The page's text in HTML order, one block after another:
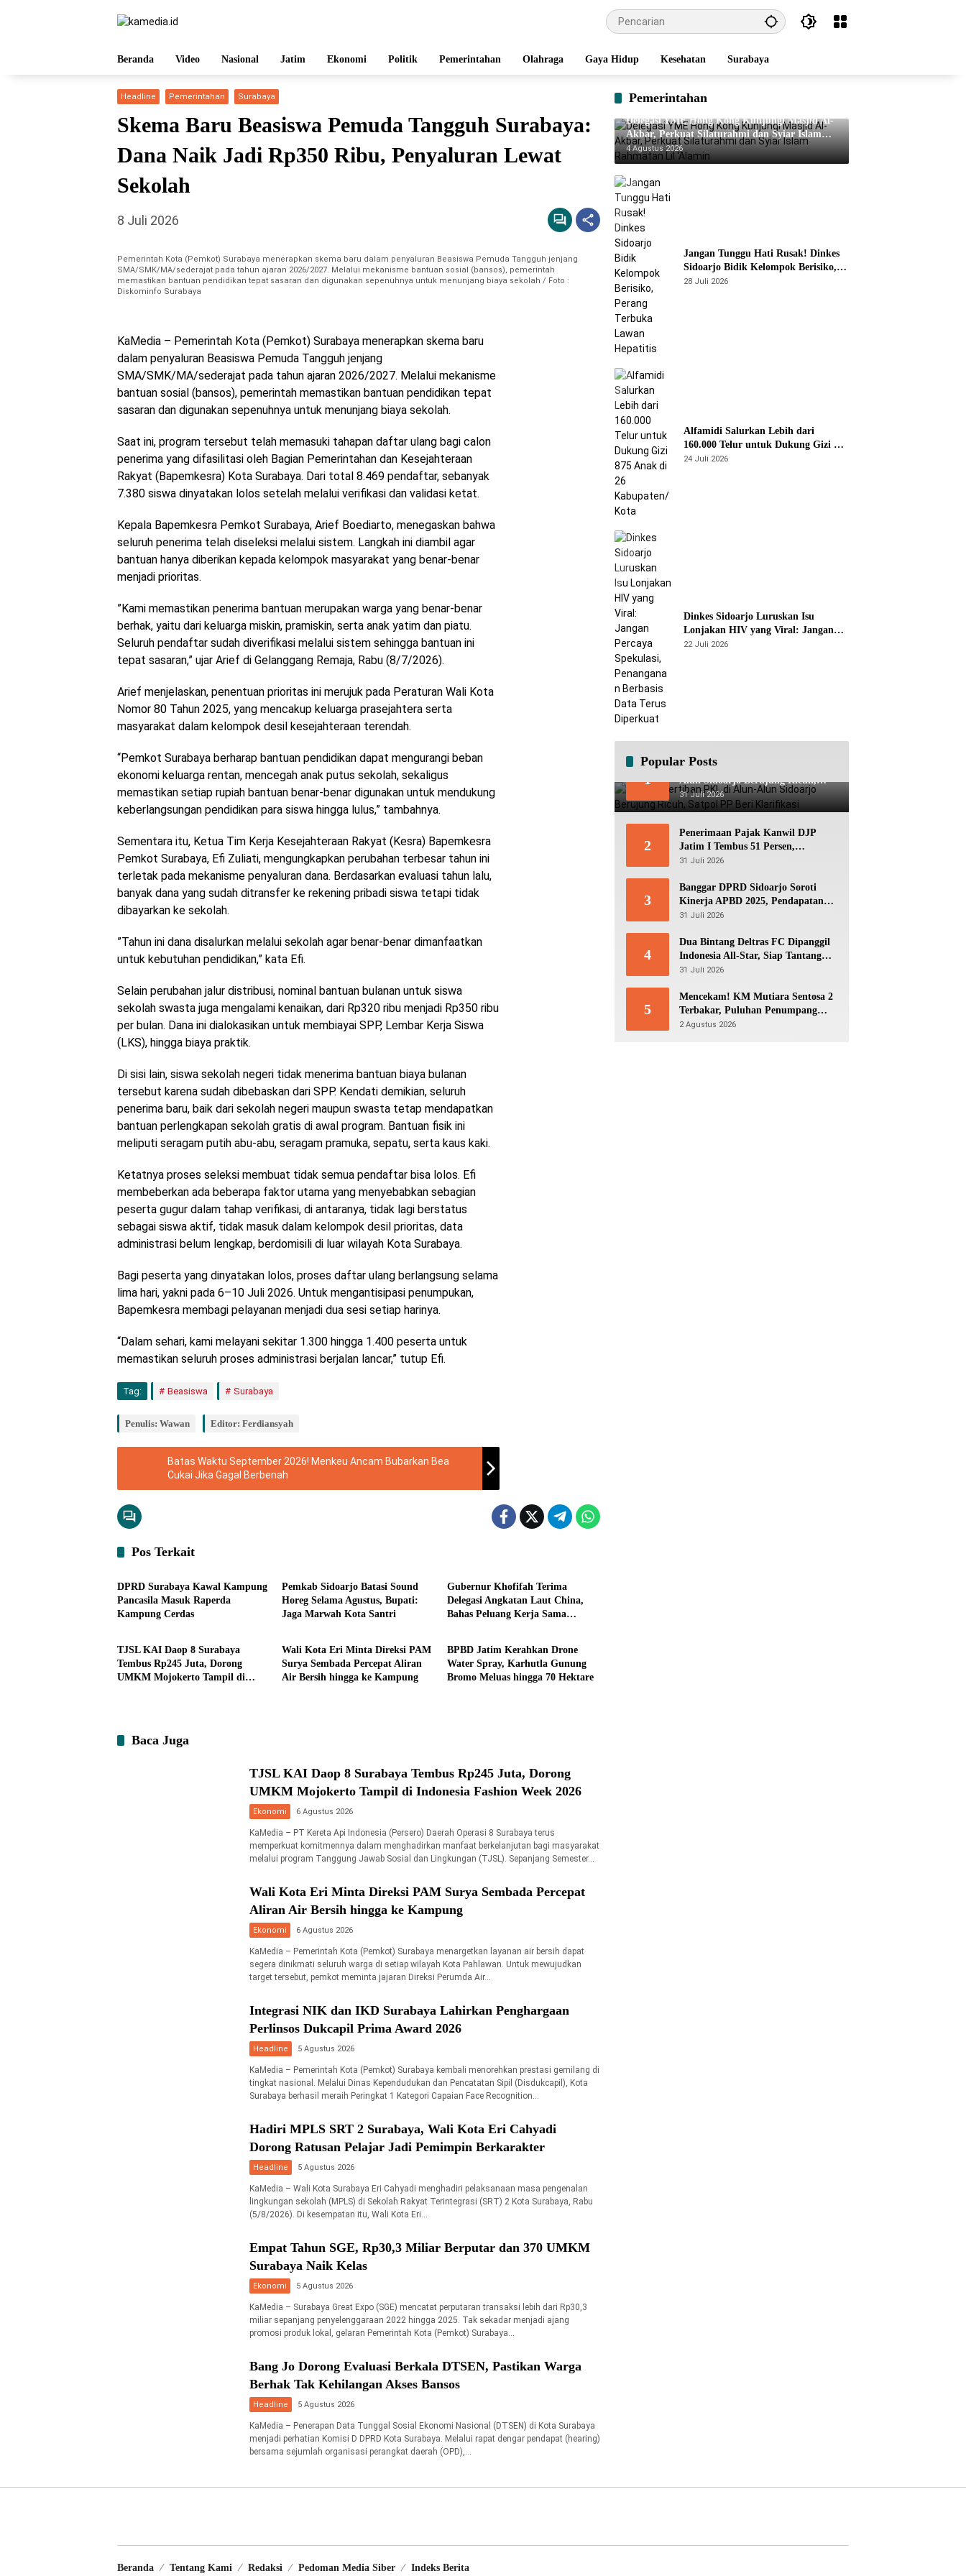
Beranda Video Nasional Jatim Ekonomi Politik Pemerintahan Olahraga Gaya Hidup Kesehatan Surabaya
Headline Pemerintahan Surabaya
Skema Baru Beasiswa Pemuda Tangguh Surabaya:
Dana Naik Jadi Rp350 Ribu, Penyaluran Lewat
Sekolah
8 Juli 2026
Pemerintah Kota (Pemkot) Surabaya menerapkan skema baru dalam penyaluran Beasiswa Pemuda Tangguh jenjang
SMA/SMK/MA/sederajat pada tahun ajaran 2026/2027. Melalui mekanisme bantuan sosial (bansos), pemerintah
memastikan bantuan pendidikan tepat sasaran dan digunakan sepenuhnya untuk menunjang biaya sekolah / Foto :
Diskominfo Surabaya
KaMedia – Pemerintah Kota (Pemkot) Surabaya menerapkan skema baru
dalam penyaluran Beasiswa Pemuda Tangguh jenjang
SMA/SMK/MA/sederajat pada tahun ajaran 2026/2027. Melalui mekanisme
bantuan sosial (bansos), pemerintah memastikan bantuan pendidikan tepat
sasaran dan digunakan sepenuhnya untuk menunjang biaya sekolah.
​Saat ini, program tersebut telah memasuki tahapan daftar ulang bagi calon
penerima yang difasilitasi oleh Bagian Pemerintahan dan Kesejahteraan
Rakyat (Bapemkesra) Kota Surabaya. Dari total 8.469 pendaftar, sebanyak
7.380 siswa dinyatakan lolos setelah melalui verifikasi dan validasi ketat.
​Kepala Bapemkesra Pemkot Surabaya, Arief Boediarto, menegaskan bahwa
seluruh penerima telah diseleksi melalui sistem. Langkah ini diambil agar
bantuan hanya diberikan kepada kelompok masyarakat yang benar-benar
menjadi prioritas.
​”Kami memastikan penerima bantuan merupakan warga yang benar-benar
berhak, yaitu dari keluarga miskin, pramiskin, serta anak yatim dan piatu.
Seluruh pendaftar sudah diverifikasi melalui sistem sehingga bantuan ini
tepat sasaran,” ujar Arief di Gelanggang Remaja, Rabu (8/7/2026).
​Arief menjelaskan, penentuan prioritas ini merujuk pada Peraturan Wali Kota
Nomor 80 Tahun 2025, yang mencakup keluarga prasejahtera serta
masyarakat dalam kelompok desil kesejahteraan terendah.
​“Pemkot Surabaya berharap bantuan pendidikan dapat mengurangi beban
ekonomi keluarga rentan, mencegah anak putus sekolah, sekaligus
memastikan setiap rupiah bantuan benar-benar digunakan untuk mendukung
keberlangsungan pendidikan para siswa hingga lulus,” tambahnya.
​Sementara itu, Ketua Tim Kerja Kesejahteraan Rakyat (Kesra) Bapemkesra
Pemkot Surabaya, Efi Zuliati, mengungkapkan perubahan terbesar tahun ini
terletak pada mekanisme penyaluran dana. Berdasarkan evaluasi tahun lalu,
banyak dana yang sudah ditransfer ke rekening pribadi siswa tetapi tidak
dibayarkan ke sekolah.
​”Tahun ini dana disalurkan melalui sekolah agar benar-benar dimanfaatkan
untuk kebutuhan pendidikan,” kata Efi.
​Selain perubahan jalur distribusi, nominal bantuan bulanan untuk siswa
sekolah swasta juga mengalami kenaikan, dari Rp320 ribu menjadi Rp350 ribu
per bulan. Dana ini dialokasikan untuk membiayai SPP, Lembar Kerja Siswa
(LKS), hingga biaya praktik.
​Di sisi lain, siswa sekolah negeri tidak menerima bantuan biaya bulanan
tersebut karena sudah dibebaskan dari SPP. Kendati demikian, seluruh
penerima baru, baik dari sekolah negeri maupun swasta tetap mendapatkan
bantuan perlengkapan sekolah gratis di awal program. Bantuan fisik ini
meliputi seragam putih abu-abu, seragam pramuka, sepatu, serta kaus kaki.
​Ketatnya proses seleksi membuat tidak semua pendaftar bisa lolos. Efi
membeberkan ada beberapa faktor utama yang menyebabkan sebagian
peserta gugur dalam tahap verifikasi, di antaranya, tidak lagi berstatus
sebagai siswa aktif, tidak masuk dalam kelompok desil prioritas, data
administrasi belum lengkap, berdomisili di luar wilayah Kota Surabaya.
​Bagi peserta yang dinyatakan lolos, proses daftar ulang berlangsung selama
lima hari, yakni pada 6–10 Juli 2026. Untuk mengantisipasi penumpukan,
Bapemkesra membagi pelayanan menjadi dua sesi setiap harinya.
​“Dalam sehari, kami melayani sekitar 1.300 hingga 1.400 peserta untuk
memastikan seluruh proses administrasi berjalan lancar,” tutup Efi.
Tag: Beasiswa Surabaya
Penulis: Wawan Editor: Ferdiansyah
Batas Waktu September 2026! Menkeu Ancam Bubarkan Bea
Cukai Jika Gagal Berbenah
Pos Terkait
Pemerintahan
DPRD Surabaya Kawal Kampung
Pancasila Masuk Raperda
Kampung Cerdas
Pemkab Sidoarjo Batasi Sound
Horeg Selama Agustus, Bupati:
Jaga Marwah Kota Santri
Gubernur Khofifah Terima
Delegasi Angkatan Laut China,
Bahas Peluang Kerja Sama
Ekonomi
TJSL KAI Daop 8 Surabaya
Tembus Rp245 Juta, Dorong
UMKM Mojokerto Tampil di
Ekonomi
Wali Kota Eri Minta Direksi PAM
Surya Sembada Percepat Aliran
Air Bersih hingga ke Kampung
BPBD Jatim Kerahkan Drone
Water Spray, Karhutla Gunung
Bromo Meluas hingga 70 Hektare
Baca Juga
TJSL KAI Daop 8 Surabaya Tembus Rp245 Juta, Dorong
UMKM Mojokerto Tampil di Indonesia Fashion Week 2026
Ekonomi 6 Agustus 2026
KaMedia – PT Kereta Api Indonesia (Persero) Daerah Operasi 8 Surabaya terus
memperkuat komitmennya dalam menghadirkan manfaat berkelanjutan bagi masyarakat
melalui program Tanggung Jawab Sosial dan Lingkungan (TJSL). Sepanjang Semester…
Wali Kota Eri Minta Direksi PAM Surya Sembada Percepat
Aliran Air Bersih hingga ke Kampung
Ekonomi 6 Agustus 2026
KaMedia – Pemerintah Kota (Pemkot) Surabaya menargetkan layanan air bersih dapat
segera dinikmati seluruh warga di setiap wilayah Kota Pahlawan. Untuk mewujudkan
target tersebut, pemkot meminta jajaran Direksi Perumda Air…
Integrasi NIK dan IKD Surabaya Lahirkan Penghargaan
Perlinsos Dukcapil Prima Award 2026
Headline 5 Agustus 2026
KaMedia – Pemerintah Kota (Pemkot) Surabaya kembali menorehkan prestasi gemilang di
tingkat nasional. Melalui Dinas Kependudukan dan Pencatatan Sipil (Disdukcapil), Kota
Surabaya berhasil meraih Peringkat 1 Kategori Capaian Face Recognition…
Hadiri MPLS SRT 2 Surabaya, Wali Kota Eri Cahyadi
Dorong Ratusan Pelajar Jadi Pemimpin Berkarakter
Headline 5 Agustus 2026
KaMedia – Wali Kota Surabaya Eri Cahyadi menghadiri pelaksanaan masa pengenalan
lingkungan sekolah (MPLS) di Sekolah Rakyat Terintegrasi (SRT) 2 Kota Surabaya, Rabu
(5/8/2026). Di kesempatan itu, Wali Kota Eri…
Empat Tahun SGE, Rp30,3 Miliar Berputar dan 370 UMKM
Surabaya Naik Kelas
Ekonomi 5 Agustus 2026
KaMedia – Surabaya Great Expo (SGE) mencatat perputaran transaksi lebih dari Rp30,3
miliar sepanjang penyelenggaraan 2022 hingga 2025. Tak sekadar menjadi ajang
promosi produk lokal, gelaran Pemerintah Kota (Pemkot) Surabaya…
Bang Jo Dorong Evaluasi Berkala DTSEN, Pastikan Warga
Berhak Tak Kehilangan Akses Bansos
Headline 5 Agustus 2026
KaMedia – Penerapan Data Tunggal Sosial Ekonomi Nasional (DTSEN) di Kota Surabaya
menjadi perhatian Komisi D DPRD Kota Surabaya. Melalui rapat dengar pendapat (hearing)
bersama sejumlah organisasi perangkat daerah (OPD),…
Pemerintahan
Delegasi YME Hong Kong Kunjungi Masjid Al-
Akbar, Perkuat Silaturahmi dan Syiar Islam
Rahmatan Lil ‘Alamin
4 Agustus 2026
Jangan Tunggu Hati Rusak! Dinkes
Sidoarjo Bidik Kelompok Berisiko,
Perang Terbuka Lawan Hepatitis
28 Juli 2026
Alfamidi Salurkan Lebih dari
160.000 Telur untuk Dukung Gizi 875
Anak di 26 Kabupaten/Kota
24 Juli 2026
Dinkes Sidoarjo Luruskan Isu
Lonjakan HIV yang Viral: Jangan
Percaya Spekulasi, Penanganan
22 Juli 2026
Popular Posts
1
Viral! Penertiban PKL di Alun-
Alun Sidoarjo Berujung Ricuh,
Satpol PP Beri Klarifikasi
31 Juli 2026
2
Penerimaan Pajak Kanwil DJP
Jatim I Tembus 51 Persen,
Optimistis Capai Target Rp56,3
31 Juli 2026
3
Banggar DPRD Sidoarjo Soroti
Kinerja APBD 2025, Pendapatan
Lampaui Target dan Defisit
31 Juli 2026
4
Dua Bintang Deltras FC Dipanggil
Indonesia All-Star, Siap Tantang
Aston Villa di GBK
31 Juli 2026
5
Mencekam! KM Mutiara Sentosa 2
Terbakar, Puluhan Penumpang
Masih Bertahan Menunggu
2 Agustus 2026
Beranda Tentang Kami Redaksi Pedoman Media Siber Indeks Berita